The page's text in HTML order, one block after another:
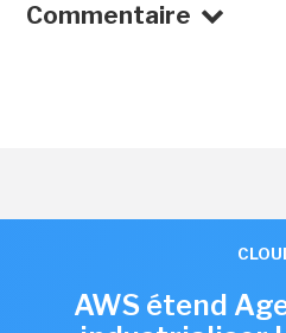
Commentaire
AWS étend